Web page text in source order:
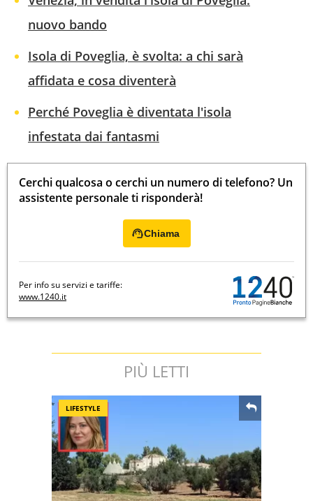
nuovo bando
Isola di Poveglia, è svolta: a chi sarà
affidata e cosa diventerà
Perché Poveglia è diventata l'isola
infestata dai fantasmi
Cerchi qualcosa o cerchi un numero di telefono? Un
assistente personale ti risponderà!
Chiama
Per info su servizi e tariffe:
www.1240.it
PIÙ LETTI
LIFESTYLE